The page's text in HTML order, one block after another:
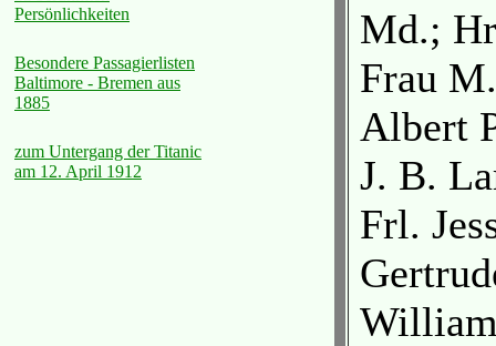
Persönlichkeiten
Besondere Passagierlisten
Baltimore - Bremen aus
1885
zum Untergang der Titanic
am 12. April 1912
Md.;
Frau
Albert
J. B.
Frl.